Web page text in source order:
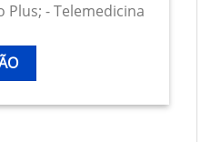
- Telemedicina